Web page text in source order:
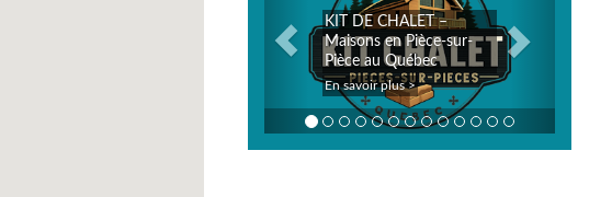
KIT DE CHALET –
Maisons en Pièce-sur-
Pièce au Québec
En savoir plus >